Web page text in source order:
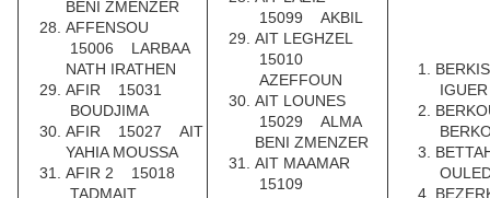
BENI ZMENZER
AFFENSOU
15006 LARBAA
NATH IRATHEN
AFIR 15031
BOUDJIMA
AFIR 15027 AIT
YAHIA MOUSSA
AFIR 2 15018
TADMAIT
15099 AKBIL
AIT LEGHZEL
15010
AZEFFOUN
AIT LOUNES
15029 ALMA
BENI ZMENZER
AIT MAAMAR
15109